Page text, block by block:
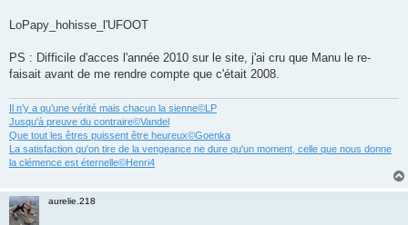
LoPapy_hohisse_l'UFOOT
PS : Difficile d'acces l'année 2010 sur le site, j'ai cru que Manu le re-
faisait avant de me rendre compte que c'était 2008.
Il n’y a qu’une vérité mais chacun la sienne©LP
Jusqu'à preuve du contraire©Vandel
Que tout les êtres puissent être heureux©Goenka
La satisfaction qu'on tire de la vengeance ne dure qu'un moment, celle que nous donne
la clémence est éternelle©Henri4
aurelie.218